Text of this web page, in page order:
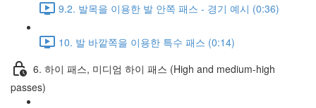
9.2. 발목을 이용한 발 안쪽 패스 - 경기 예시 (0:36)
10. 발 바깥쪽을 이용한 특수 패스 (0:14)
6. 하이 패스, 미디엄 하이 패스 (High and medium-high
passes)